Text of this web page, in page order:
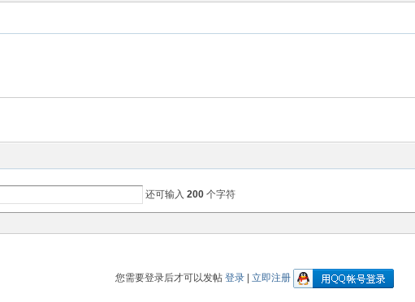
还可输入200 个字符
您需要登录后才可以发帖登录 |立即注册